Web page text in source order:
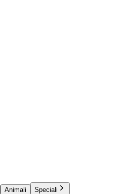
Animali
Speciali